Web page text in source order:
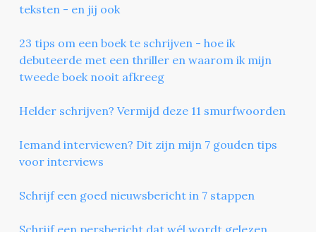
teksten - en jij ook
23 tips om een boek te schrijven - hoe ik
debuteerde met een thriller en waarom ik mijn
tweede boek nooit afkreeg
Helder schrijven? Vermijd deze 11 smurfwoorden
Iemand interviewen? Dit zijn mijn 7 gouden tips
voor interviews
Schrijf een goed nieuwsbericht in 7 stappen
Schrijf een persbericht dat wél wordt gelezen